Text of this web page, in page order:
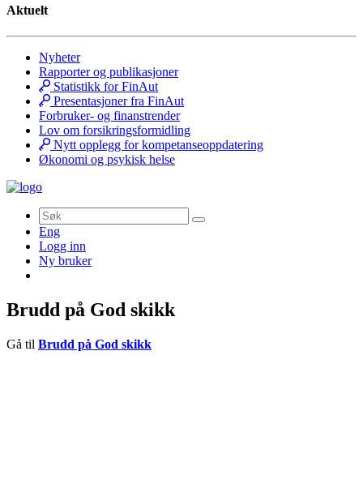
Aktuelt
Nyheter
Rapporter og publikasjoner
Statistikk for FinAut
Presentasjoner fra FinAut
Forbruker- og finanstrender
Lov om forsikringsformidling
Nytt opplegg for kompetanseoppdatering
Økonomi og psykisk helse
Søk
Eng
Logg inn
Ny bruker
Brudd på God skikk
Gå til Brudd på God skikk